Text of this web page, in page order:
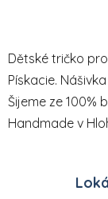
Dětské tričko
Pískacie.
Šijeme ze 100%
Handmade v